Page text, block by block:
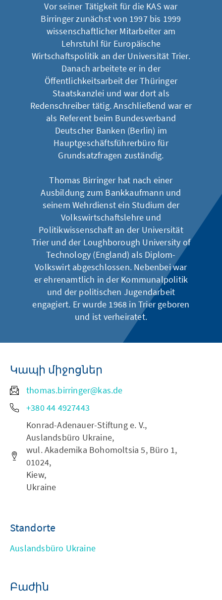
Vor seiner Tätigkeit für die KAS war
Birringer zunächst von 1997 bis 1999
wissenschaftlicher Mitarbeiter am
Lehrstuhl für Europäische
Wirtschaftspolitik an der Universität Trier.
Danach arbeitete er in der
Öffentlichkeitsarbeit der Thüringer
Staatskanzlei und war dort als
Redenschreiber tätig. Anschließend war er
als Referent beim Bundesverband
Deutscher Banken (Berlin) im
Hauptgeschäftsführerbüro für
Grundsatzfragen zuständig.
Thomas Birringer hat nach einer
Ausbildung zum Bankkaufmann und
seinem Wehrdienst ein Studium der
Volkswirtschaftslehre und
Politikwissenschaft an der Universität
Trier und der Loughborough University of
Technology (England) als Diplom-
Volkswirt abgeschlossen. Nebenbei war
er ehrenamtlich in der Kommunalpolitik
und der politischen Jugendarbeit
engagiert. Er wurde 1968 in Trier geboren
und ist verheiratet.
Կապի միջոցներ
thomas.birringer@kas.de
+380 44 4927443
Konrad-Adenauer-Stiftung e. V.,
Auslandsbüro Ukraine,
wul. Akademika Bohomoltsia 5, Büro 1,
01024,
Kiew,
Ukraine
Standorte
Auslandsbüro Ukraine
Բաժին